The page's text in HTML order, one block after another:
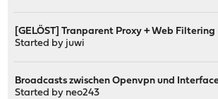
[GELÖST] Tranparent Proxy + Web Filtering
Started by juwi
Broadcasts zwischen Openvpn und
Started by neo243